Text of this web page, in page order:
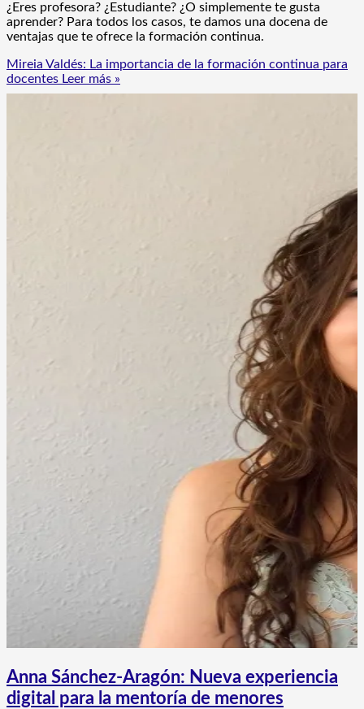
¿Eres profesora? ¿Estudiante? ¿O simplemente te gusta
aprender? Para todos los casos, te damos una docena de
ventajas que te ofrece la formación continua.
Mireia Valdés: La importancia de la formación continua para
docentes Leer más »
Anna Sánchez-Aragón: Nueva experiencia
digital para la mentoría de menores